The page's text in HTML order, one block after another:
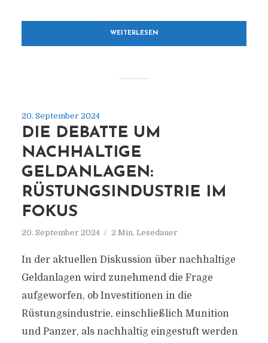
WEITERLESEN
20. September 2024
DIE DEBATTE UM
NACHHALTIGE
GELDANLAGEN:
RÜSTUNGSINDUSTRIE IM
FOKUS
20. September 2024 2 Min. Lesedauer
In der aktuellen Diskussion über nachhaltige
Geldanlagen wird zunehmend die Frage
aufgeworfen, ob Investitionen in die
Rüstungsindustrie, einschließlich Munition
und Panzer, als nachhaltig eingestuft werden